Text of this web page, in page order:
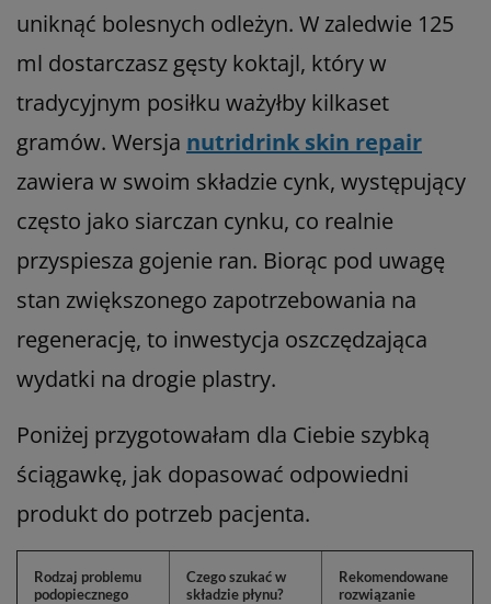
uniknąć bolesnych odleżyn. W zaledwie 125
ml dostarczasz gęsty koktajl, który w
tradycyjnym posiłku ważyłby kilkaset
gramów. Wersja nutridrink skin repair
zawiera w swoim składzie cynk, występujący
często jako siarczan cynku, co realnie
przyspiesza gojenie ran. Biorąc pod uwagę
stan zwiększonego zapotrzebowania na
regenerację, to inwestycja oszczędzająca
wydatki na drogie plastry.
Poniżej przygotowałam dla Ciebie szybką
ściągawkę, jak dopasować odpowiedni
produkt do potrzeb pacjenta.
Rodzaj problemu
podopiecznego
Czego szukać w
składzie płynu?
Rekomendowane
rozwiązanie